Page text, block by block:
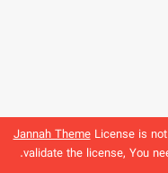
Jannah ThemeLicense is not
validate the license, You